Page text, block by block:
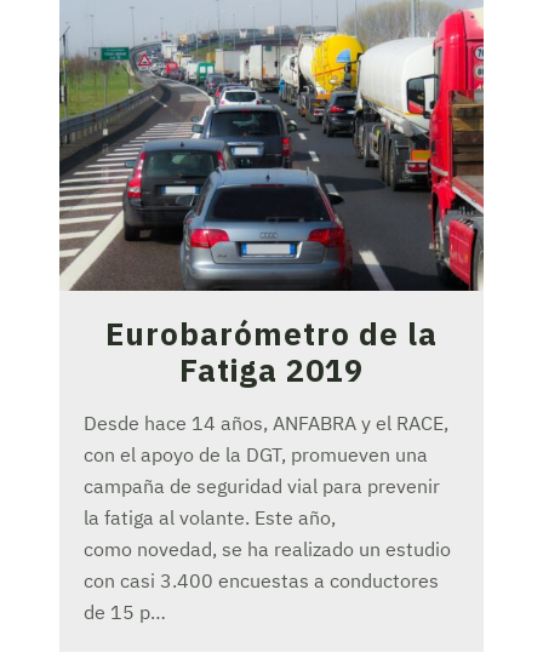
Eurobarómetro de la
Fatiga 2019
Desde hace 14 años, ANFABRA y el RACE,
con el apoyo de la DGT, promueven una
campaña de seguridad vial para prevenir
la fatiga al volante. Este año,
como novedad, se ha realizado un estudio
con casi 3.400 encuestas a conductores
de 15 p…